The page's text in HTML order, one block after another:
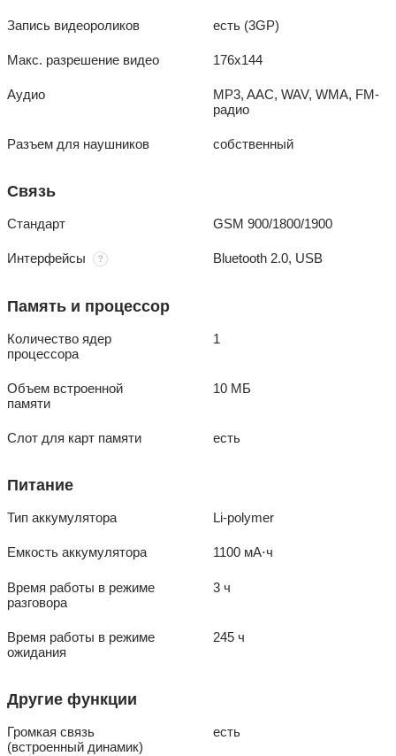
Запись видеороликов есть (3GP)
Макс. разрешение видео 176x144
Аудио
MP3, AAC, WAV, WMA, FM-
радио
Разъем для наушников собственный
Связь
Стандарт GSM 900/1800/1900
Интерфейсы Bluetooth 2.0, USB
Память и процессор
Количество ядер
процессора
1
Объем встроенной
памяти
10 МБ
Слот для карт памяти есть
Питание
Тип аккумулятора Li-polymer
Емкость аккумулятора 1100 мА⋅ч
Время работы в режиме
разговора
3 ч
Время работы в режиме
ожидания
245 ч
Другие функции
Громкая связь
(встроенный динамик)
есть